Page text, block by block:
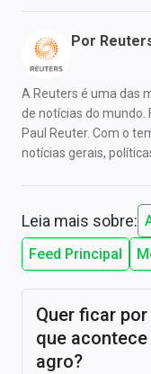
Por
A Reuters é uma das
de notícias do mundo.
Paul Reuter. Com o
notícias gerais,
Leia mais sobre:
Feed Principal
Quer ficar
que
agro?